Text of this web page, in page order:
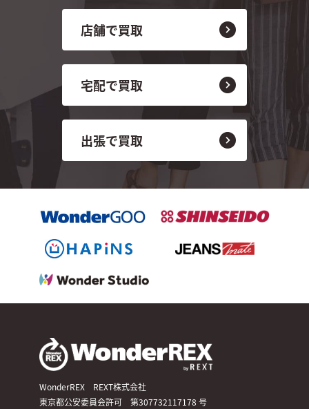
店舗で買取
宅配で買取
出張で買取
WonderREX REXT株式会社
東京都公安委員会許可 第307732117178 号